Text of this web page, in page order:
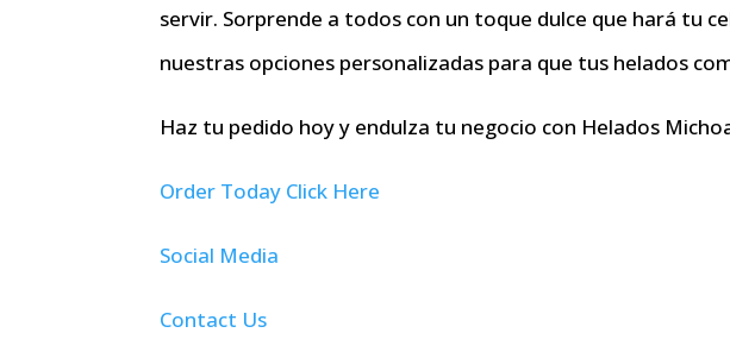
servir. Sorprende a todos con un toque dulce que hará tu
nuestras opciones personalizadas para que tus helados
Haz tu pedido hoy y endulza tu negocio con Helados
Order Today Click Here
Social Media
Contact Us